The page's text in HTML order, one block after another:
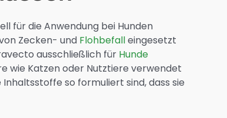
für die Anwendung bei Hunden
Zecken- und Flohbefalleingesetzt
ausschließlich für Hunde
wie Katzen oder Nutztiere verwendet
so formuliert sind, dass sie